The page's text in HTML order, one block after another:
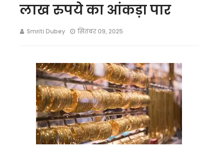
लाख रुपये का आंकड़ा पार
Smriti Dubey सितंबर 09, 2025